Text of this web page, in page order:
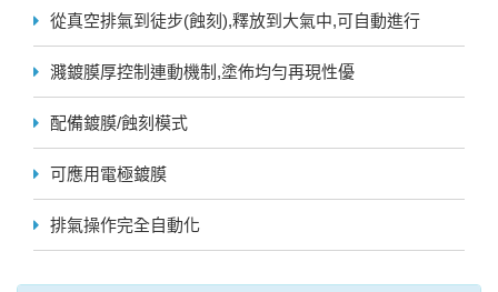
從真空排氣到徒步(蝕刻),釋放到大氣中,可自動進行
濺鍍膜厚控制連動機制,塗佈均勻再現性優
配備鍍膜/蝕刻模式
可應用電極鍍膜
排氣操作完全自動化